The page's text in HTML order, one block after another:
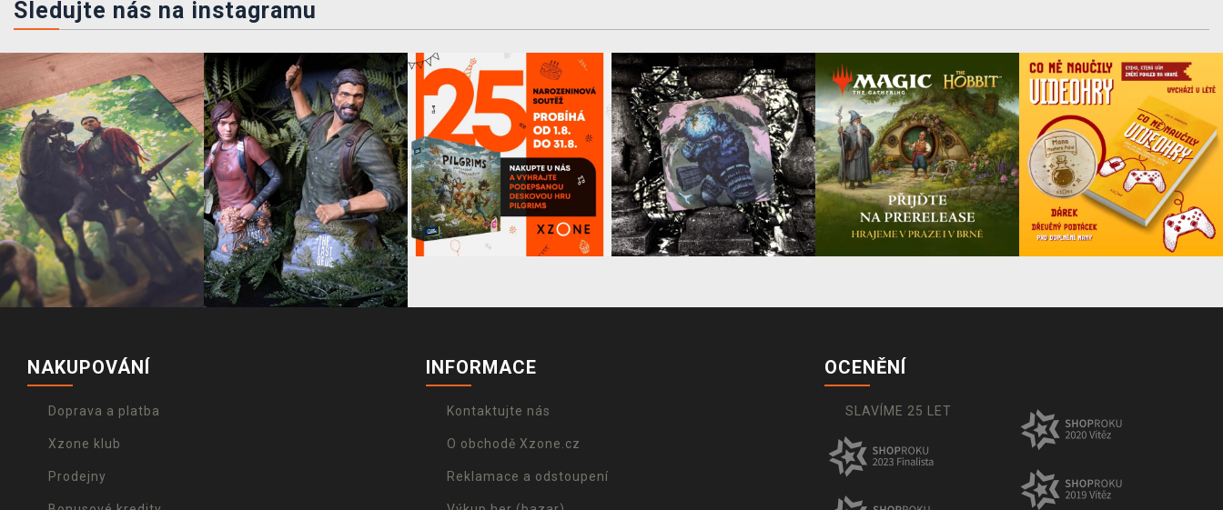
Sledujte nás na instagramu
NAKUPOVÁNÍ
Doprava a platba
Xzone klub
Prodejny
INFORMACE
Kontaktujte nás
O obchodě Xzone.cz
Reklamace a odstoupení
OCENĚNÍ
SLAVÍME 25 LET